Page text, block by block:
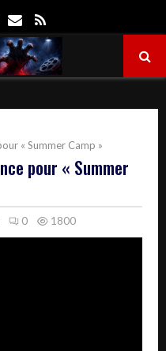
Youtube
Email
« Summer Camp »
pour « Summer
0 1800